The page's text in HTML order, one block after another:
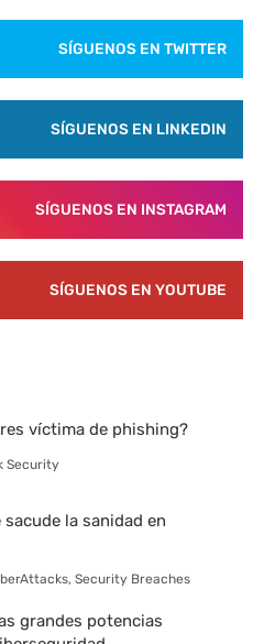
SÍGUENOS EN TWITTER
SÍGUENOS EN LINKEDIN
SÍGUENOS EN INSTAGRAM
SÍGUENOS EN YOUTUBE
víctima de phishing?
Security
la sanidad en
,Security Breaches
grandes potencias